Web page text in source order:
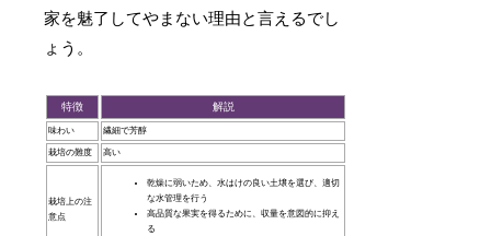
家を魅了してやまない理由と言えるでし
ょう。
特徴 解説
味わい 繊細で芳醇
栽培の難度 高い
栽培上の注
意点
乾燥に弱いため、水はけの良い土壌を選び、適切
な水管理を行う
高品質な果実を得るために、収量を意図的に抑え
る